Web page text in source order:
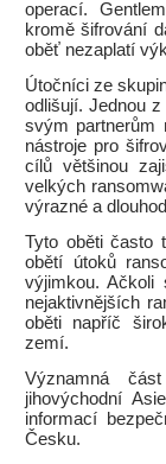
operací.
kromě šifrování
oběť nezaplatí
Útočníci ze
odlišují. Jednou
svým partnerům
nástroje pro
cílů většinou
velkých
výrazné a
Tyto oběti často
obětí útoků
výjimkou.
nejaktivnějších
oběti napříč
zemí.
Významná
jihovýchodní
informací
Česku.